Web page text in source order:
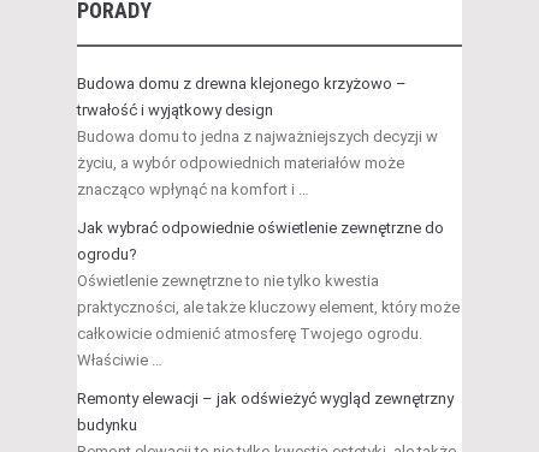
PORADY
Budowa domu z drewna klejonego krzyżowo –
trwałość i wyjątkowy design
Budowa domu to jedna z najważniejszych decyzji w
życiu, a wybór odpowiednich materiałów może
znacząco wpłynąć na komfort i …
Jak wybrać odpowiednie oświetlenie zewnętrzne do
ogrodu?
Oświetlenie zewnętrzne to nie tylko kwestia
praktyczności, ale także kluczowy element, który może
całkowicie odmienić atmosferę Twojego ogrodu.
Właściwie …
Remonty elewacji – jak odświeżyć wygląd zewnętrzny
budynku